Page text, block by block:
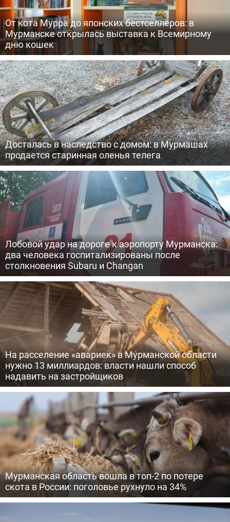
От кота Мурра до японских бестселлеров: в
Мурманске открылась выставка к Всемирному
дню кошек
Досталась в наследство с домом: в Мурмашах
продается старинная оленья телега
Лобовой удар на дороге к аэропорту Мурманска:
два человека госпитализированы после
столкновения Subaru и Changan
На расселение «авариек» в Мурманской области
нужно 13 миллиардов: власти нашли способ
надавить на застройщиков
Мурманская область вошла в топ-2 по потере
скота в России: поголовье рухнуло на 34%